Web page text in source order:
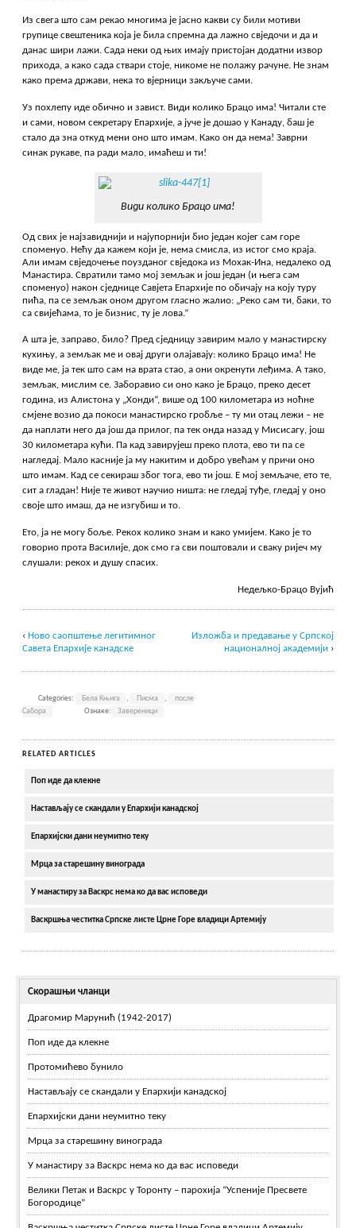
Из свега што сам рекао многима је јасно какви су били мотиви
групице свештеника која је била спремна да лажно свједочи и да и
данас шири лажи. Сада неки од њих имају пристојан додатни извор
прихода, а како сада ствари стоје, никоме не полажу рачуне. Не знам
како према држави, нека то вјерници закључе сами.
Уз похлепу иде обично и завист. Види колико Брацо има! Читали сте
и сами, новом секретару Епархије, а јуче је дошао у Канаду, баш је
стало да зна откуд мени оно што имам. Како он да нема! Заврни
синак рукаве, па ради мало, имаћеш и ти!
Види колико Брацо има!
Од свих је најзавиднији и најупорнији био један којег сам горе
споменуо. Нећу да кажем који је, нема смисла, из истог смо краја.
Али имам свједочење поузданог свједока из Мохак-Ина, недалеко од
Манастира. Свратили тамо мој земљак и још један (и њега сам
споменуо) након сједнице Савјета Епархије по обичају на коју туру
пића, па се земљак оном другом гласно жалио: „Реко сам ти, баки, то
са свијећама, то је бизнис, ту је лова.“
А шта је, заправо, било? Пред сједницу завирим мало у манастирску
кухињу, а земљак ме и овај други олајавају: колико Брацо има! Не
виде ме, ја тек што сам на врата стао, а они окренути леђима. А тако,
земљак, мислим се. Заборавио си оно како је Брацо, преко десет
година, из Алистона у „Хонди“, више од 100 километара из ноћне
смјене возио да покоси манастирско гробље – ту ми отац лежи – не
да наплати него да још да прилог, па тек онда назад у Мисисагу, још
30 километара кући. Па кад завирујеш преко плота, ево ти па се
нагледај. Мало касније ја му накитим и добро увећам у причи оно
што имам. Кад се секираш због тога, ево ти још. Е мој земљаче, ето те,
сит а гладан! Није те живот научио ништа: не гледај туђе, гледај у оно
своје што имаш, да не изгубиш и то.
Ето, ја не могу боље. Рекох колико знам и како умијем. Како је то
говорио прота Василије, док смо га сви поштовали и сваку ријеч му
слушали: рекох и душу спасих.
Недељко-Брацо Вујић
‹Ново саопштење легитимног
Савета Епархије канадске
Изложба и предавање у Српској
националној академији›
Categories: Бела Књига , Писма ,
после
Сабора
Ознаке: Завереници
RELATED ARTICLES
Поп иде да клекне
Настављају се скандали у Епархији канадској
Епархијски дани неумитно теку
Мрца за старешину винограда
У манастиру за Васкрс нема ко да вас исповеди
Васкршња честитка Српске листе Црне Горе владици Артемију
Скорашњи чланци
Драгомир Марунић (1942-2017)
Поп иде да клекне
Протомићево бунило
Настављају се скандали у Епархији канадској
Епархијски дани неумитно теку
Мрца за старешину винограда
У манастиру за Васкрс нема ко да вас исповеди
Велики Петак и Васкрс у Торонту – парохија “Успеније Пресвете
Богородице”